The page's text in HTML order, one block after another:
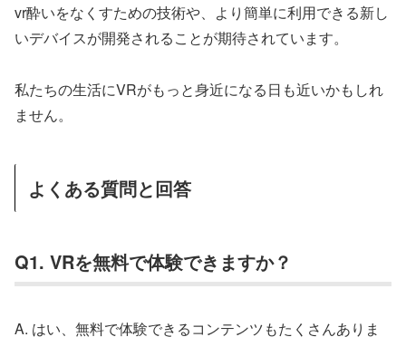
vr酔いをなくすための技術や、より簡単に利用できる新し
いデバイスが開発されることが期待されています。
私たちの生活にVRがもっと身近になる日も近いかもしれ
ません。
よくある質問と回答
Q1. VRを無料で体験できますか？
A. はい、無料で体験できるコンテンツもたくさんありま